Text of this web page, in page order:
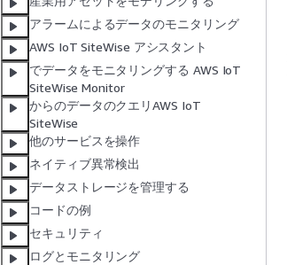
アラームによるデータのモニタリング
AWS IoT SiteWise アシスタント
でデータをモニタリングする AWS IoT
SiteWise Monitor
からのデータのクエリAWS IoT
SiteWise
他のサービスを操作
ネイティブ異常検出
データストレージを管理する
コードの例
セキュリティ
ログとモニタリング